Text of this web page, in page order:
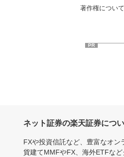
著作権について
PR
ネット証券の楽天証券につ
FXや投資信託など、豊富なオ
貨建てMMFやFX、海外ETFな